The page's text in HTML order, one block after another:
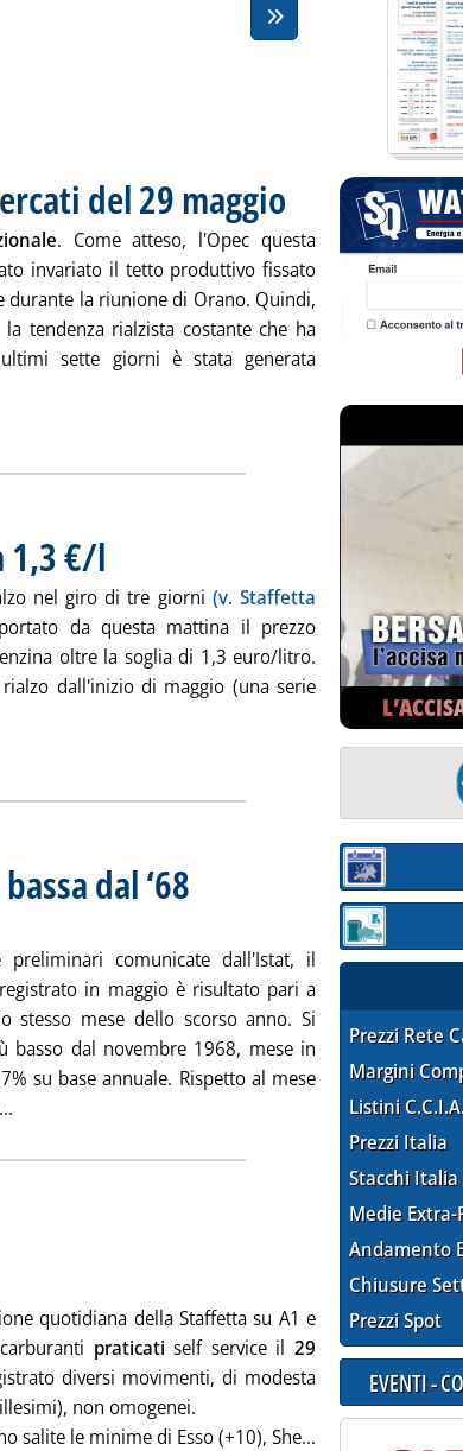
del 29 maggio . Pubblicata venerdì 29
. Come atteso, l'Opec questa
invariato il tetto produttivo fissato
durante la riunione di Orano. Quindi,
tendenza rialzista costante che ha
sette giorni è stata generata
1,3 €/l
nel giro di tre giorni (v. Staffetta
da questa mattina il prezzo
oltre la soglia di 1,3 euro/litro.
dall'inizio di maggio (una serie
dal ‘68 . Sottotitolo: In calo anche i prezzi alla
. Pubblicata venerdì 29 maggio 2009 alle 11.40.
preliminari comunicate dall'Istat, il
in maggio è risultato pari a
stesso mese dello scorso anno. Si
basso dal novembre 1968, mese in
su base annuale. Rispetto al mese
Leggi tutta la notizia: 'Inflazione, in maggio la più
quotidiana della Staffetta su A1 e
praticati self service il29
diversi movimenti, di modesta
non omogenei.
salite le minime di Esso (+10), She...
Sezione:
Sezione:
Prezzi Rete
Margini
Listini
Prezzi Italia
Stacchi Italia
Medie Extra-
Andamento
Chiusure
Prezzi Spot
EVENTI -